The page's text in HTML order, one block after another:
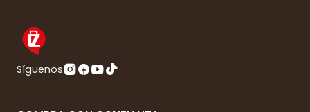
Síguenos